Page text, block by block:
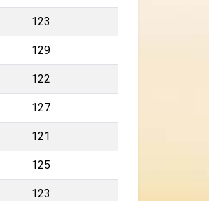
123
129
122
127
121
125
123